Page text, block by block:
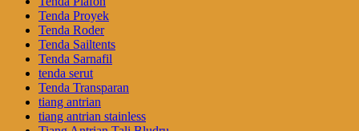
Tenda Proyek
Tenda Roder
Tenda Sailtents
Tenda Sarnafil
tenda serut
Tenda Transparan
tiang antrian
tiang antrian stainless